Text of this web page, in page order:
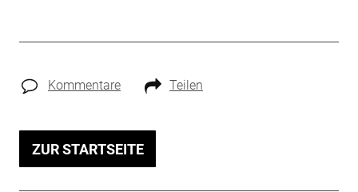
Kommentare Teilen
ZUR STARTSEITE